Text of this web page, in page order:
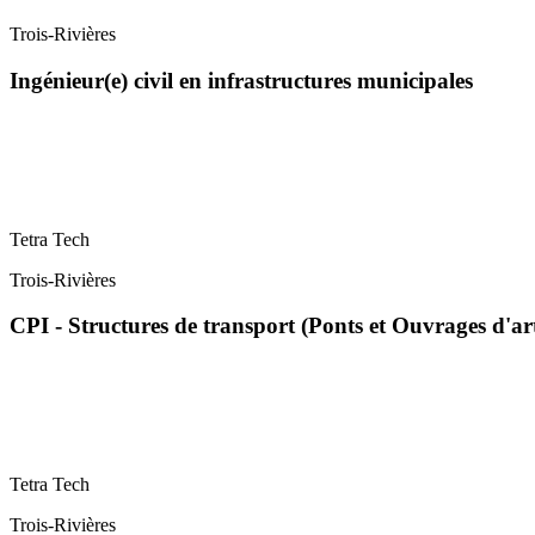
Trois-Rivières
Ingénieur(e) civil en infrastructures municipales
Tetra Tech
Trois-Rivières
CPI - Structures de transport (Ponts et Ouvrages
Tetra Tech
Trois-Rivières